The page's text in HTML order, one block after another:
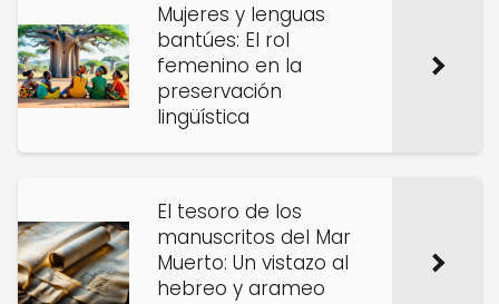
Mujeres y lenguas
bantúes: El rol
femenino en la
preservación
lingüística
El tesoro de los
manuscritos del Mar
Muerto: Un vistazo al
hebreo y arameo